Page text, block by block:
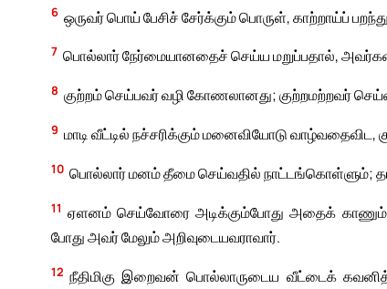
6 ஒருவர் பொய் பேசிச் சேர்க்கும் பொருள், காற்றாய்ப்
7 பொல்லார் நேர்மையானதைச் செய்ய மறுப்பதால்,
8 குற்றம் செய்பவர் வழி கோணலானது; குற்றமற்றவர்
9 மாடி வீட்டில் நச்சரிக்கும் மனைவியோடு வாழ்வதைவிட,
10 பொல்லார் மனம் தீமை செய்வதில் நாட்டங்கொள்ளும்;
11 ஏளனம் செய்வோரை அடிக்கும்போது அதைக் காணும்
போது அவர் மேலும் அறிவுடையவராவார்.
12 நீதிமிகு இறைவன் பொல்லாருடைய வீட்டைக்